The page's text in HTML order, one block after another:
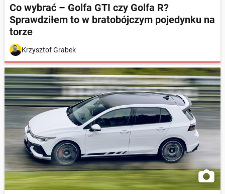
Co wybrać – Golfa GTI czy Golfa R?
Sprawdziłem to w bratobójczym pojedynku na
torze
Krzysztof Grabek